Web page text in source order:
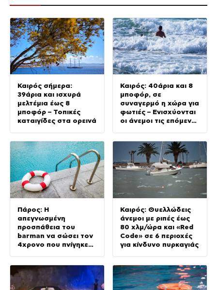
Καιρός σήμερα:
39άρια και ισχυρά
μελτέμια έως 8
μποφόρ – Τοπικές
καταιγίδες στα ορεινά
Καιρός: 40άρια και 8
μποφόρ, σε
συναγερμό η χώρα για
φωτιές – Ενισχύονται
οι άνεμοι τις επόμενες
Πάρος: Η
απεγνωσμένη
προσπάθεια του
barman να σώσει τον
4χρονο που πνίγηκε
Καιρός: Θυελλώδεις
άνεμοι με ριπές έως
80 χλμ/ώρα και «Red
Code» σε 6 περιοχές
για κίνδυνο πυρκαγιάς